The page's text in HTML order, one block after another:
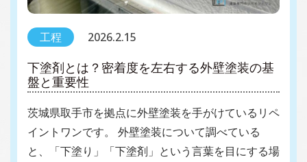
工程 2026.2.15
下塗剤とは？密着度を左右する外壁塗装の基
盤と重要性
茨城県取手市を拠点に外壁塗装を手がけているリペ
イントワンです。 外壁塗装について調べている
と、「下塗り」「下塗剤」という言葉を目にする場